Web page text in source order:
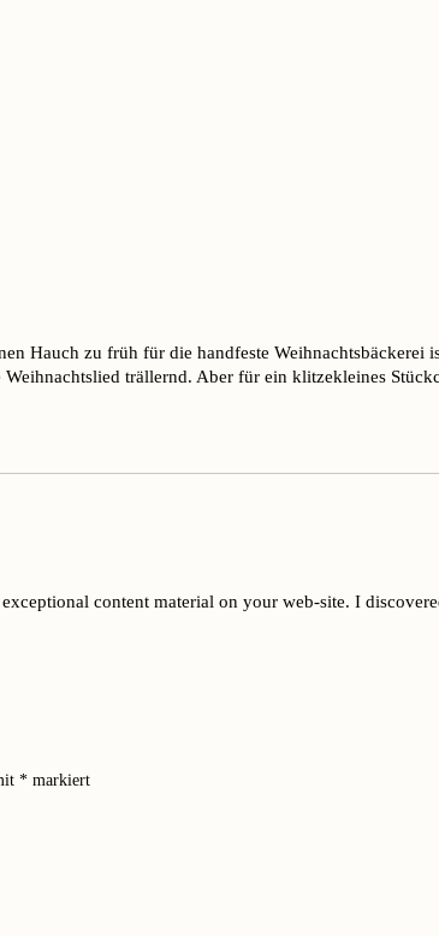
Hauch zu früh für die handfeste
trällernd. Aber für ein klitzekleines
content material on your web-site. I
* markiert